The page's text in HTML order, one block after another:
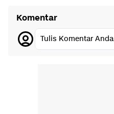
Komentar
Tulis Komentar